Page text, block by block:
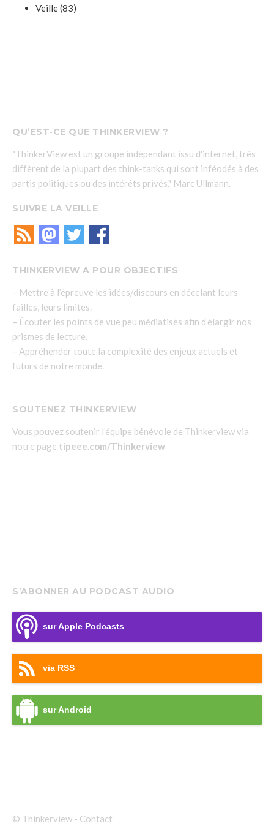
Veille(83)
QU’EST-CE QUE THINKERVIEW ?
"ThinkerView est un groupe indépendant issu d'internet, très
diffèrent de la plupart des think-tanks qui sont inféodés à des
partis politiques ou des intérêts privés." Marc Ullmann.
SUIVRE LA VEILLE
THINKERVIEW A POUR OBJECTIFS
– Mettre à l’épreuve les idées/discours en décelant leurs
failles, leurs limites.
– Écouter les points de vue peu médiatisés afin d’élargir nos
prismes de lecture.
– Appréhender toute la complexité des enjeux actuels et
futurs de notre monde.
SOUTENEZ THINKERVIEW
Vous pouvez soutenir l’équipe bénévole de Thinkerview via
notre page tipeee.com/Thinkerview
S’ABONNER AU PODCAST AUDIO
sur Apple Podcasts
via RSS
sur Android
© Thinkerview - Contact